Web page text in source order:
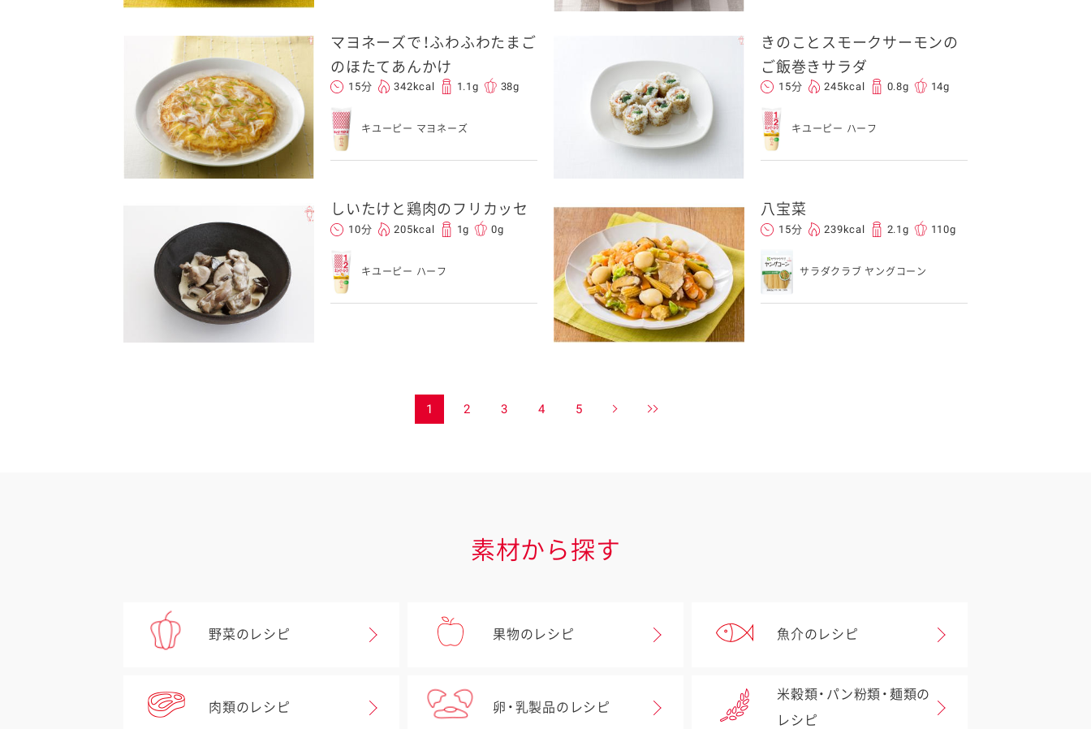
マヨネーズで！ふわふわたまご
のほたてあんかけ
15分 342kcal 1.1g 38g
キユーピー マヨネーズ
きのことスモークサーモンの
ご飯巻きサラダ
15分 245kcal 0.8g 14g
キユーピー ハーフ
しいたけと鶏肉のフリカッセ
10分 205kcal 1g 0g
キユーピー ハーフ
八宝菜
15分 239kcal 2.1g 110g
サラダクラブ ヤングコーン
1 2 3 4 5
素材から探す
野菜のレシピ 果物のレシピ 魚介のレシピ
肉類のレシピ 卵・乳製品のレシピ
米穀類・パン粉類・麺類の
レシピ